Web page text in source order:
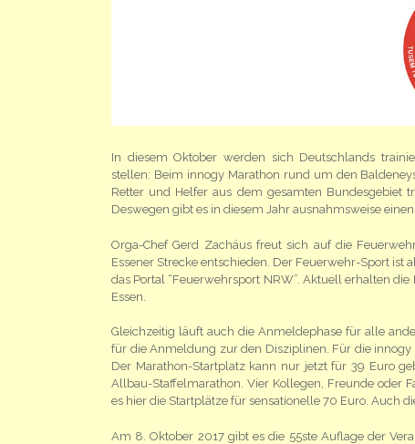
In diesem Oktober werden sich Deutschlands
stellen: Beim innogy Marathon rund um den
Retter und Helfer aus dem gesamten Bundesgebiet
Deswegen gibt es in diesem Jahr ausnahmsweise
Orga-Chef Gerd Zachäus freut sich auf die
Essener Strecke entschieden. Der Feuerwehr-Sport
das Portal “Feuerwehrsport NRW”. Aktuell erhalten
Essen.
Gleichzeitig läuft auch die Anmeldephase für alle
für die Anmeldung zur den Disziplinen. Für die innogy
Der Marathon-Startplatz kann nur jetzt für 39 Euro
Allbau-Staffelmarathon. Vier Kollegen, Freunde oder
es hier die Startplätze für sensationelle 70 Euro. Auch
Am 8. Oktober 2017 gibt es die 55ste Auflage der